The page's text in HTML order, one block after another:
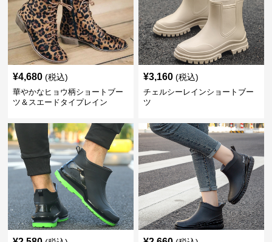
¥4,680 (税込)
華やかなヒョウ柄ショートブー
ツ＆スエードタイプレイン
¥3,160 (税込)
チェルシーレインショートブー
ツ